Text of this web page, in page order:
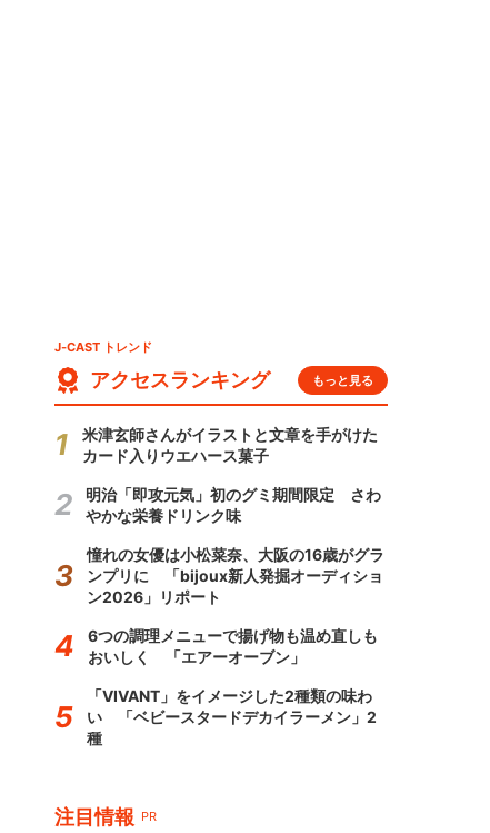
J-CAST トレンド
アクセスランキング もっと見る
米津玄師さんがイラストと文章を手がけた
カード入りウエハース菓子
明治「即攻元気」初のグミ期間限定 さわ
やかな栄養ドリンク味
憧れの女優は小松菜奈、大阪の16歳がグラ
ンプリに 「bijoux新人発掘オーディショ
ン2026」リポート
6つの調理メニューで揚げ物も温め直しも
おいしく 「エアーオーブン」
「VIVANT」をイメージした2種類の味わ
い 「ベビースタードデカイラーメン」2
種
注目情報 PR